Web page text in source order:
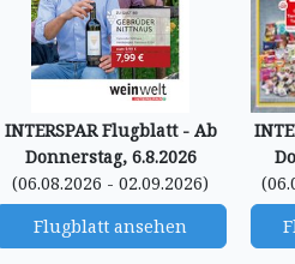
INTERSPAR Flugblatt - Ab
Donnerstag, 6.8.2026
(06.08.2026 - 02.09.2026)
Flugblatt ansehen